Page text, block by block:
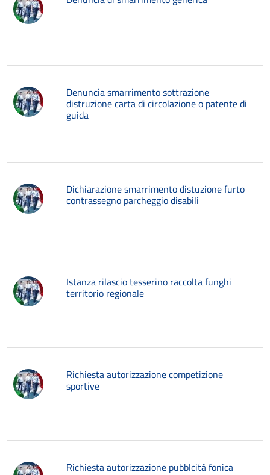
Denuncia smarrimento sottrazione
distruzione carta di circolazione o patente di
guida
Dichiarazione smarrimento distuzione furto
contrassegno parcheggio disabili
Istanza rilascio tesserino raccolta funghi
territorio regionale
Richiesta autorizzazione competizione
sportive
Richiesta autorizzazione pubblcità fonica